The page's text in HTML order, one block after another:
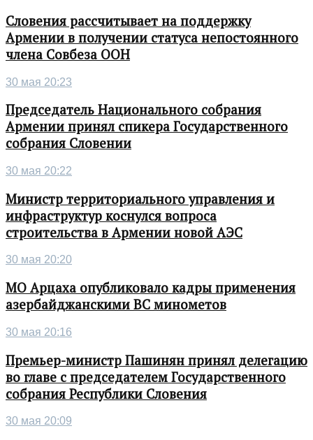
Словения рассчитывает на поддержку
Армении в получении статуса непостоянного
члена Совбеза ООН
30 мая 20:23
Председатель Национального собрания
Армении принял спикера Государственного
собрания Словении
30 мая 20:22
Министр территориального управления и
инфраструктур коснулся вопроса
строительства в Армении новой АЭС
30 мая 20:20
МО Арцаха опубликовало кадры применения
азербайджанскими ВС минометов
30 мая 20:16
Премьер-министр Пашинян принял делегацию
во главе с председателем Государственного
собрания Республики Словения
30 мая 20:09